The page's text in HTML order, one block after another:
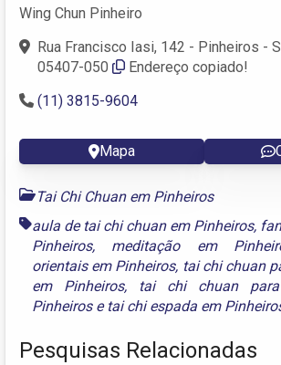
Wing Chun Pinheiro
Rua Francisco Iasi, 142 - Pinheiros -
05407-050
Endereço copiado!
(11) 3815-9604
Mapa
Tai Chi Chuan em Pinheiros
aula de tai chi chuan em Pinheiros,
Pinheiros, meditação em
orientais em Pinheiros, tai chi chuan
em Pinheiros,
tai chi chuan
Pinheirose tai chi espada em
Pesquisas Relacionadas